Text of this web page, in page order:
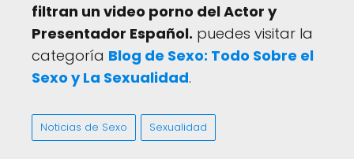
filtran un video porno del Actor y
Presentador Español. puedes visitar la
categoría Blog de Sexo: Todo Sobre el
Sexo y La Sexualidad.
Noticias de Sexo Sexualidad